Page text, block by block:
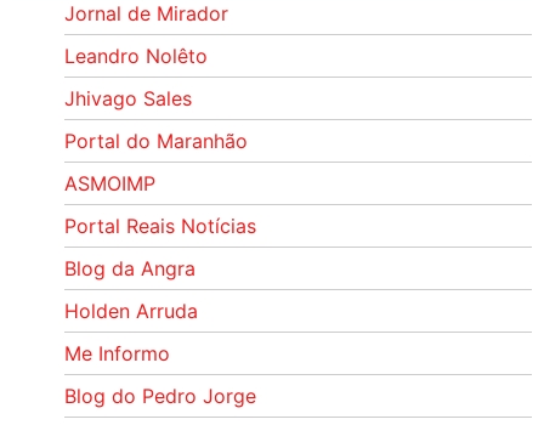
Jornal de Mirador
Leandro Nolêto
Jhivago Sales
Portal do Maranhão
ASMOIMP
Portal Reais Notí­cias
Blog da Angra
Holden Arruda
Me Informo
Blog do Pedro Jorge